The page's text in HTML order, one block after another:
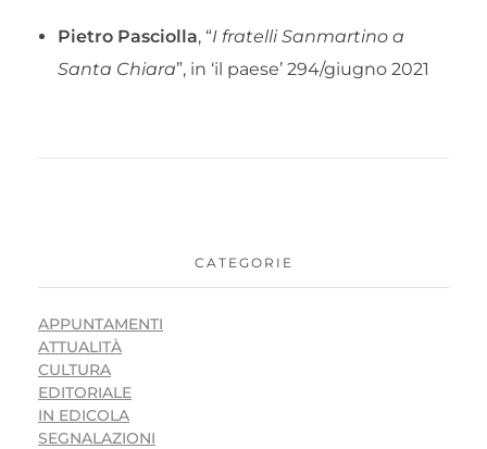
Pietro Pasciolla, “I fratelli Sanmartino a
Santa Chiara”, in ‘il paese’ 294/giugno 2021
CATEGORIE
APPUNTAMENTI
ATTUALITÀ
CULTURA
EDITORIALE
IN EDICOLA
SEGNALAZIONI